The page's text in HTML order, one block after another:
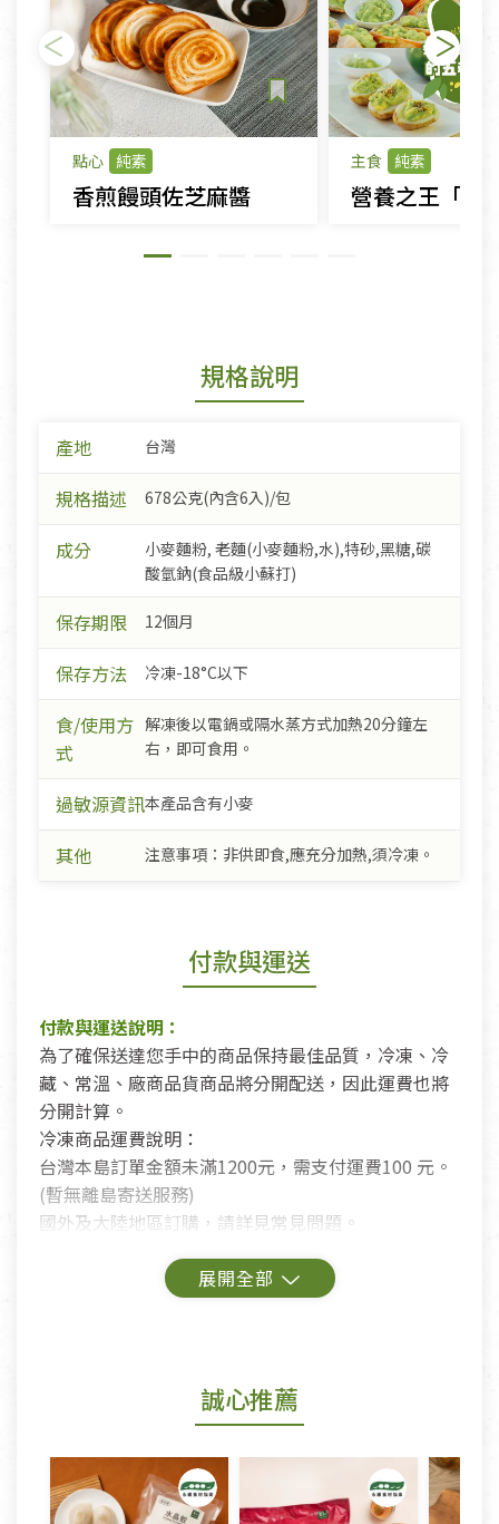
點心 純素
香煎饅頭佐芝麻醬
主食 純素
規格說明
產地 台灣
規格描述 678公克(內含6入)/包
成分
小麥麵粉, 老麵(小麥麵粉,水),特砂,黑糖,碳
酸氫鈉(食品級小蘇打)
保存期限 12個月
保存方法 冷凍-18°C以下
食/使用方
式
解凍後以電鍋或隔水蒸方式加熱20分鐘左
右，即可食用。
過敏源資訊本產品含有小麥
其他 注意事項：非供即食,應充分加熱,須冷凍。
付款與運送
付款與運送說明：
為了確保送達您手中的商品保持最佳品質，冷凍、冷
藏、常溫、廠商品貨商品將分開配送，因此運費也將
分開計算。
冷凍商品運費說明：
台灣本島訂單金額未滿1200元，需支付運費100 元。
(暫無離島寄送服務)
國外及大陸地區訂購，請詳見常見問題。
鑑賞期商品說明：
若您購買的商品有下列「不適用七天鑑賞期商品」情
形者，除商品瑕疵以外，恕不接受退換貨.
依消保法之規定提供該商品七天免費鑑賞期(含例假
日)的服務，原則上若商品未經使用或被汙損(除商品
瑕疵)，一般皆可申請退換貨。
誠心推薦